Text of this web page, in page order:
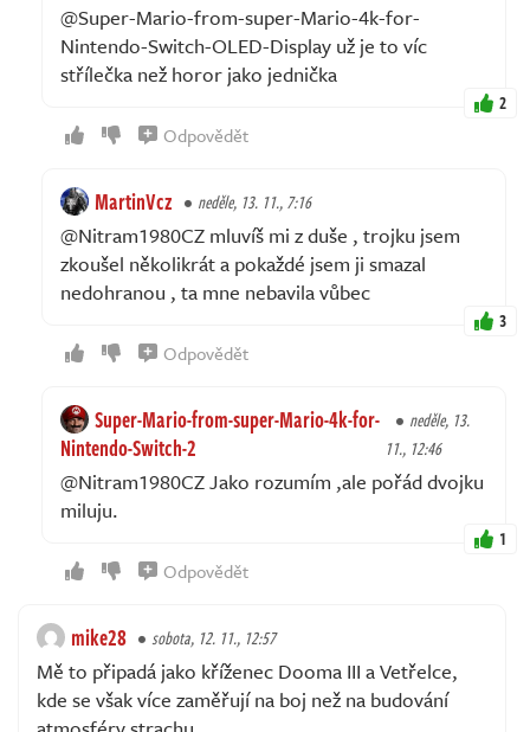
@Super-Mario-from-super-Mario-4k-for-
Nintendo-Switch-OLED-Display už je to víc
střílečka než horor jako jednička
2
Odpovědět
MartinVcz neděle, 13. 11., 7:16
@Nitram1980CZ mluvíš mi z duše , trojku jsem
zkoušel několikrát a pokaždé jsem ji smazal
nedohranou , ta mne nebavila vůbec
3
Odpovědět
Super-Mario-from-super-Mario-4k-for-
Nintendo-Switch-2
neděle, 13.
11., 12:46
@Nitram1980CZ Jako rozumím ,ale pořád dvojku
miluju.
1
Odpovědět
mike28 sobota, 12. 11., 12:57
Mě to připadá jako kříženec Dooma III a Vetřelce,
kde se však více zaměřují na boj než na budování